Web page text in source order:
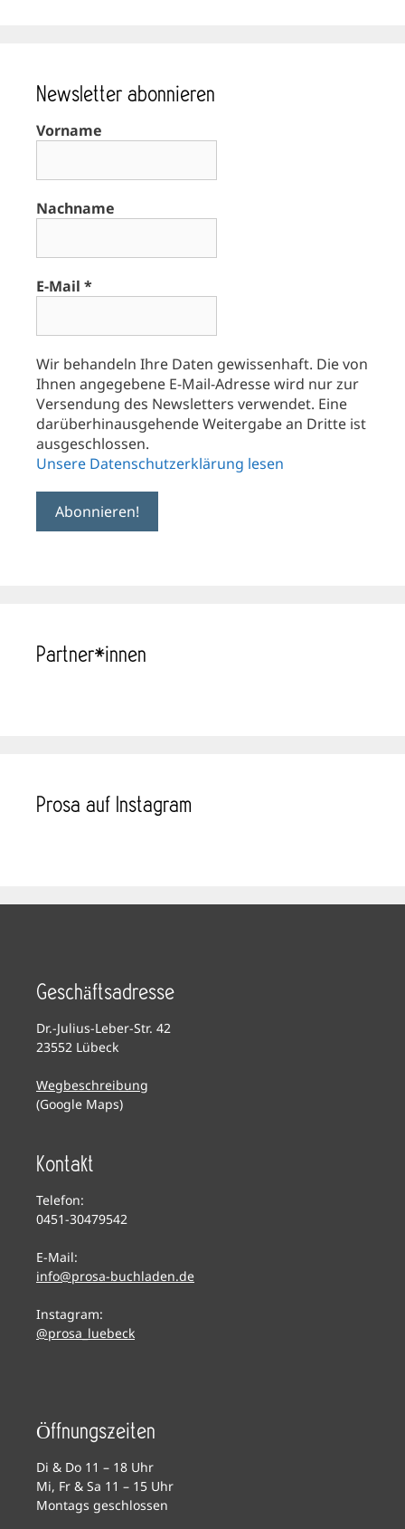
Newsletter abonnieren
Vorname
Nachname
E-Mail *
Wir behandeln Ihre Daten gewissenhaft. Die von
Ihnen angegebene E-Mail-Adresse wird nur zur
Versendung des Newsletters verwendet. Eine
darüberhinausgehende Weitergabe an Dritte ist
ausgeschlossen.
Unsere Datenschutzerklärung lesen
Partner*innen
Prosa auf Instagram
Geschäftsadresse
Dr.-Julius-Leber-Str. 42
23552 Lübeck
Wegbeschreibung
(Google Maps)
Kontakt
Telefon:
0451-30479542
E-Mail:
info@prosa-buchladen.de
Instagram:
@prosa_luebeck
Öffnungszeiten
Di & Do 11 – 18 Uhr
Mi, Fr & Sa 11 – 15 Uhr
Montags geschlossen